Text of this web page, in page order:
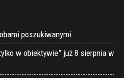
poszukiwanymi
w obiektywie” już 8 sierpnia w